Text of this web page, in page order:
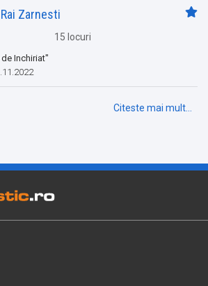
Zarnesti
15 locuri
Inchiriat"
Citeste mai mult...